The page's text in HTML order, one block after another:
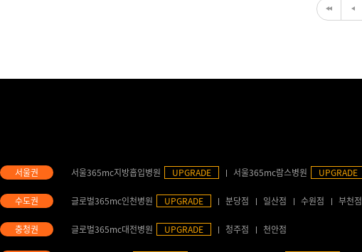
서울365mc지방흡입병원 UPGRADE 서울365mc람스병원 UPGRADE
글로벌365mc인천병원 UPGRADE 분당점 일산점 수원점 부천점
글로벌365mc대전병원 UPGRADE 청주점 천안점